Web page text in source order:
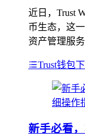
近日，Trust
币生态，这
资产管理服
Trust钱包
新手必看